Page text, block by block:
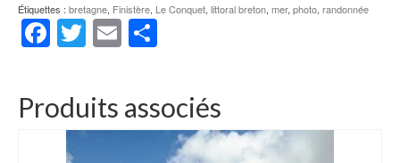
Étiquettes : bretagne, Finistère, Le Conquet, littoral breton, mer, photo, randonnée
Facebook
Twitter
Email
Produits associés